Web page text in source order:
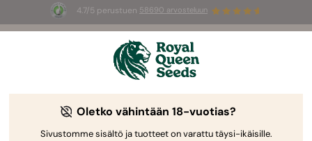
4.7/5 perustuen 58690 arvosteluun
Summer Sales: jopa –50 %
valikoiduista tuotteista! ⏤
Kannabiksen kasvatusopas Royal Queen Seedsiltä
Oletko vähintään 18-vuotias?
Sivustomme sisältö ja tuotteet on varattu täysi-ikäisille.